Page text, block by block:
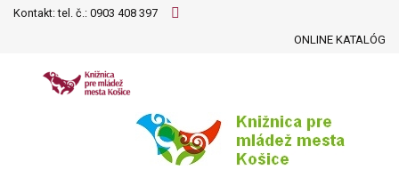
Kontakt: tel. č.: 0903 408 397
ONLINE KATALÓG